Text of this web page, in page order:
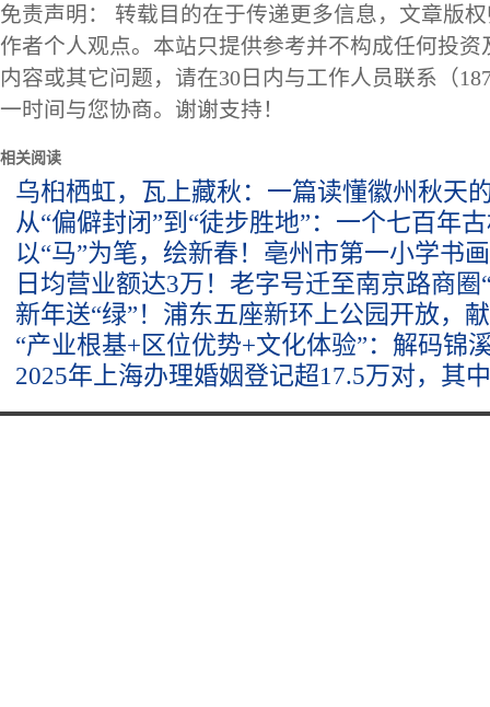
免责声明： 转载目的在于传递更多信息，文章版
作者个人观点。本站只提供参考并不构成任何投
内容或其它问题，请在30日内与工作人员联系（
一时间与您协商。谢谢支持！
相关阅读
乌桕栖虹，瓦上藏秋：一篇读懂徽州秋天
从“偏僻封闭”到“徒步胜地”：一个七百年
以“马”为笔，绘新春！亳州市第一小学书
日均营业额达3万！老字号迁至南京路商圈
新年送“绿”！浦东五座新环上公园开放，
“产业根基+区位优势+文化体验”：解码锦
2025年上海办理婚姻登记超17.5万对，其